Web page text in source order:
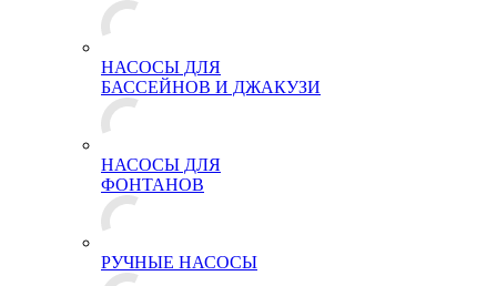
НАСОСЫ ДЛЯ
БАССЕЙНОВ И ДЖАКУЗИ
НАСОСЫ ДЛЯ
ФОНТАНОВ
РУЧНЫЕ НАСОСЫ